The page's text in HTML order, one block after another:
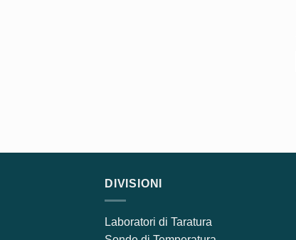
DIVISIONI
Laboratori di Taratura